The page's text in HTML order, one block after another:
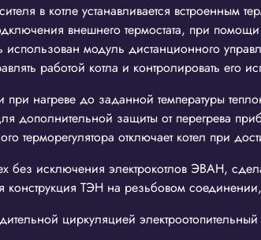
в котле устанавливается встроенным
внешнего термостата, при
использован модуль дистанционного
работой котла и контролировать его
нагреве до заданной температуры
дополнительной защиты от перегрева
терморегулятора отключает котел при
исключения электрокотлов ЭВАН,
ТЭН на резьбовом соединении,
циркуляцией